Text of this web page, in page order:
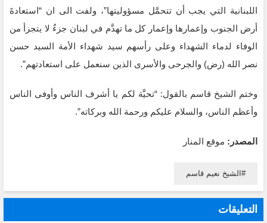
اللبنانية التي يجب أن تتحمَّل مسؤوليتها”، ولفت الى ان “‏استعادةَ
أرض ‏الجنوب وإعمارها وإعمار كل ما تهدَّم في لبنان جزءٌ لا ‏يتجزأ من
الوفاء لدماء الشهداء وعلى رأسهم ‏سيد شهداء الأمة السيد حسن
‏نصر الله (رض) والجرحى والأسرى الذين سنعمل على استعادتهم”.
وختم الشيخ قاسم بالقول: “تحيَّة لكم يا أشرف الناس وأوفى الناس
وأعظم الناس، والسلام عليكم ‏ورحمة الله وبركاته”.
المصدر: موقع المنار
الشيخ نعيم قاسم
التعليقات